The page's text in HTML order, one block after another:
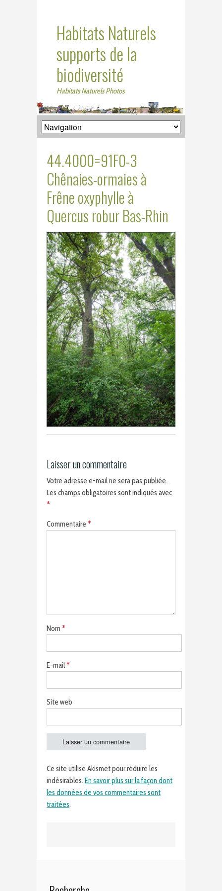
Habitats Naturels
supports de la
biodiversité
Habitats Naturels Photos
44.4000=91F0-3
Chênaies-ormaies à
Frêne oxyphylle à
Quercus robur Bas-Rhin
Laisser un commentaire
Votre adresse e-mail ne sera pas publiée.
Les champs obligatoires sont indiqués avec
*
Commentaire *
Nom *
E-mail*
Site web
Ce site utilise Akismet pour réduire les
indésirables. En savoir plus sur la façon dont
les données de vos commentaires sont
traitées.